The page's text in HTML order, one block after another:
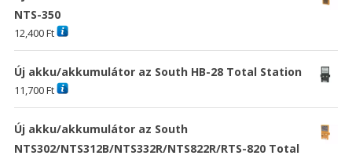
NTS-350
12,400Ft
Új akku/akkumulátor az South HB-28 Total Station
11,700Ft
Új akku/akkumulátor az South
NTS302/NTS312B/NTS332R/NTS822R/RTS-820 Total